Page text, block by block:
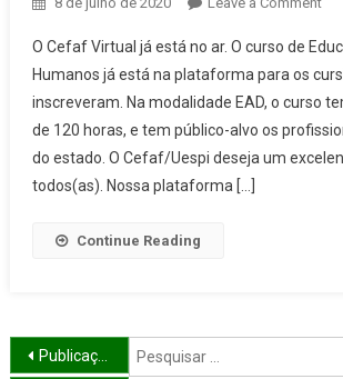
já
O Cefaf Virtual já está no ar. O curso de
Humanos já está na plataforma para os
inscreveram. Na modalidade EAD, o curso
de 120 horas, e tem público-alvo os
do estado. O Cefaf/Uespi deseja um
todos(as). Nossa plataforma […]
Continue Reading
Navegação por posts
Publicações mais antigas